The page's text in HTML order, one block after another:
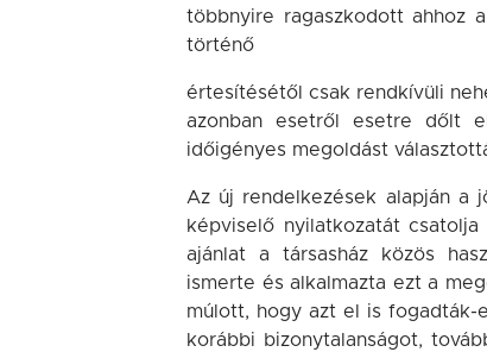
többnyire ragaszkodott ahhoz
történő
értesítésétől csak rendkívüli
azonban esetről esetre dőlt
időigényes megoldást
Az új rendelkezések alapján a
képviselő nyilatkozatát
ajánlat a társasház közös
ismerte és alkalmazta ezt a
múlott, hogy azt el is fogadták-
korábbi bizonytalanságot,